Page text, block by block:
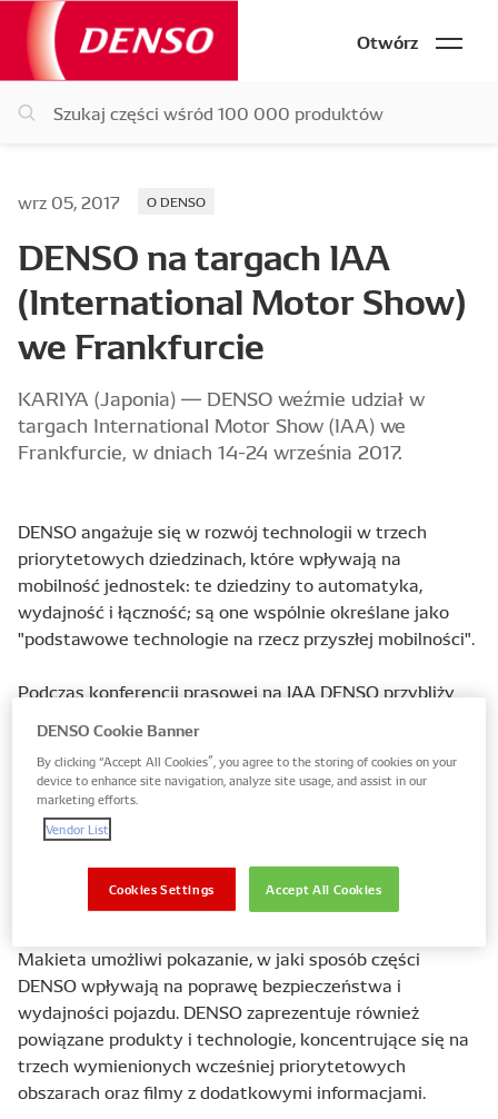
Otwórz
wrz 05, 2017 O DENSO
DENSO na targach IAA
(International Motor Show)
we Frankfurcie
KARIYA (Japonia) ― DENSO weźmie udział w
targach International Motor Show (IAA) we
Frankfurcie, w dniach 14-24 września 2017.
DENSO angażuje się w rozwój technologii w trzech
priorytetowych dziedzinach, które wpływają na
mobilność jednostek: te dziedziny to automatyka,
wydajność i łączność; są one wspólnie określane jako
"podstawowe technologie na rzecz przyszłej mobilności".
Podczas konferencji prasowej na IAA DENSO przybliży
oraz opowie o nowych projektach prowadzonych w
Europie. DENSO zaprezentuje również makietę
samochodu wyposażonego w opracowane przez firmę
produkty.
Makieta umożliwi pokazanie, w jaki sposób części
DENSO wpływają na poprawę bezpieczeństwa i
wydajności pojazdu. DENSO zaprezentuje również
powiązane produkty i technologie, koncentrujące się na
trzech wymienionych wcześniej priorytetowych
obszarach oraz filmy z dodatkowymi informacjami.
DENSO Cookie Banner
By clicking “Accept All Cookies”, you agree to the storing of cookies on your
device to enhance site navigation, analyze site usage, and assist in our
marketing efforts.
Vendor List
Accept All Cookies
Cookies Settings